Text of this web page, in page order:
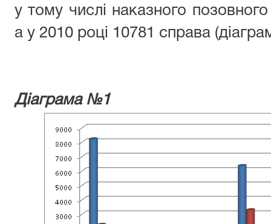
у тому числі наказного
а у 2010 році 10781 справа
Діаграма №1